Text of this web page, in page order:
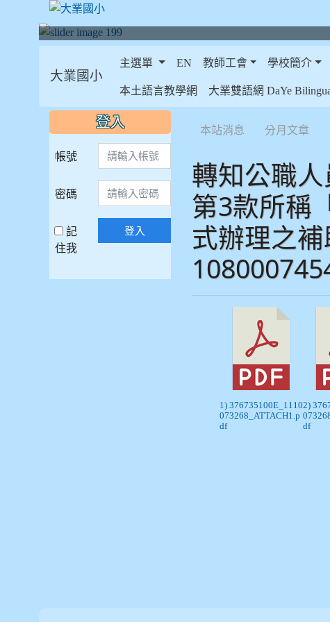
大業國小
主選單 EN 教師工會 學校簡介
本土語言教學網 大業雙語網 DaYe
本站消息 分月文章
轉知公職
第3款所稱
式辦理之
1) 376735100E_1110
073268_ATTACH1.p
df
2)
df
::: 登入
帳號
密碼
記
住我
登入